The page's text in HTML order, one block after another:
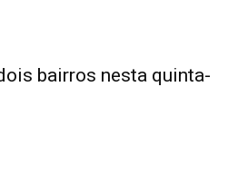
bairros nesta quinta-